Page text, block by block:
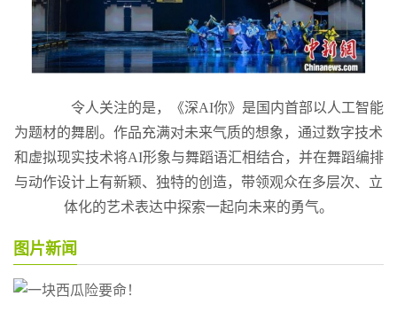
令人关注的是，《深AI你》是国内首部以人工智能
为题材的舞剧。作品充满对未来气质的想象，通过数字技术
和虚拟现实技术将AI形象与舞蹈语汇相结合，并在舞蹈编排
与动作设计上有新颖、独特的创造，带领观众在多层次、立
体化的艺术表达中探索一起向未来的勇气。
图片新闻